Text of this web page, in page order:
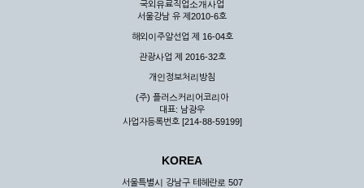
국외유료직업소개사업
서울강남 유 제2010-6호
해외이주알선업 제 16-04호
관광사업 제 2016-32호
개인정보처리방침
(주) 플러스커리어코리아
대표: 남광우
사업자등록번호 [214-88-59199]
KOREA
서울특별시 강남구 테헤란로 507